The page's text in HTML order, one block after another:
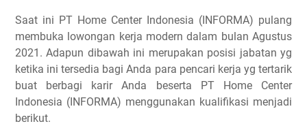
Saat ini PT Home Center Indonesia (INFORMA) pulang
membuka lowongan kerja modern dalam bulan Agustus
2021. Adapun dibawah ini merupakan posisi jabatan yg
ketika ini tersedia bagi Anda para pencari kerja yg tertarik
buat berbagi karir Anda beserta PT Home Center
Indonesia (INFORMA) menggunakan kualifikasi menjadi
berikut.